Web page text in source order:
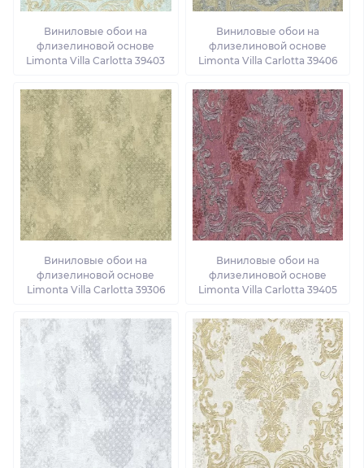
Виниловые обои на
флизелиновой основе
Limonta Villa Carlotta 39403
Виниловые обои на
флизелиновой основе
Limonta Villa Carlotta 39406
Виниловые обои на
флизелиновой основе
Limonta Villa Carlotta 39306
Виниловые обои на
флизелиновой основе
Limonta Villa Carlotta 39405